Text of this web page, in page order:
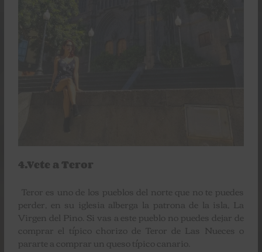
4.Vete a Teror
Teror es uno de los pueblos del norte que no te puedes
perder, en su iglesia alberga la patrona de la isla, La
Virgen del Pino. Si vas a este pueblo no puedes dejar de
comprar el típico chorizo de Teror de Las Nueces o
pararte a comprar un queso típico canario.